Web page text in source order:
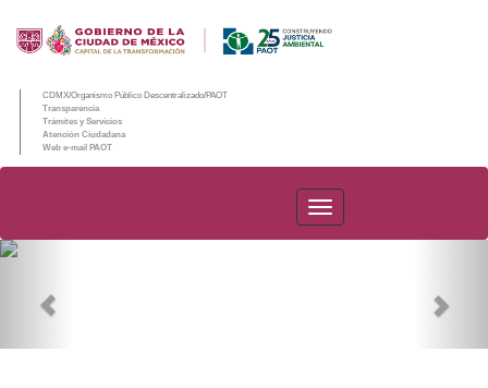
CDMX/Organismo Público Descentralizado/PAOT
Transparencia
Trámites y Servicios
Atención Ciudadana
Web e-mail PAOT
PAOT